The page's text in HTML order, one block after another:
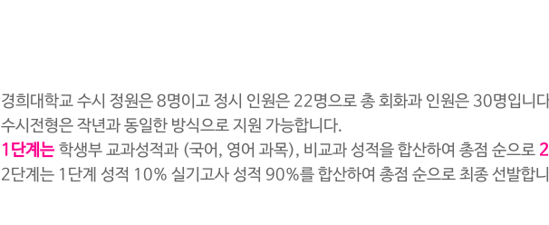
경희대학교 수시 정원은 8명이고 정시 인원은 22명으로 총 회화과 인원은 30명입니
수시전형은 작년과 동일한 방식으로 지원 가능합니다.
1단계는 학생부 교과성적과 (국어, 영어 과목), 비교과 성적을 합산하여 총점 순으로
2단계는 1단계 성적 10% 실기고사 성적 90%를 합산하여 총점 순으로 최종 선발합